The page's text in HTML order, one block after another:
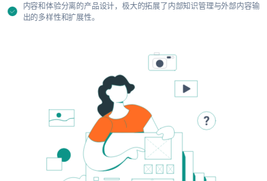
内容和体验分离的产品设计，极大的拓展了内部知识管理与外部内容输
出的多样性和扩展性。